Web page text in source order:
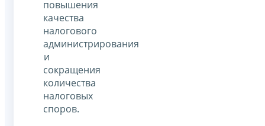
повышения
качества
налогового
администрирования
и
сокращения
количества
налоговых
споров.